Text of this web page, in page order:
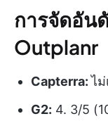
การจัดอัน
Outplanr
Capterra:ไม่
G2: 4. 3/5